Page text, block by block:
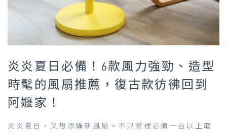
炎炎夏日必備！6款風力強勁、造型
時髦的風扇推薦，復古款彷彿回到
阿嬤家！
炎炎夏日，又想添購新風扇。不只家裡必備一台以上電